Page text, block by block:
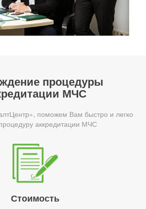
процедуры
МЧС
поможем Вам быстро и легко
аккредитации МЧС
Стоимость